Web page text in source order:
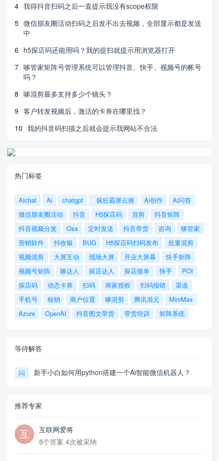
4 我得抖音扫码之后一直提示我没有scope权限
5 微信朋友圈活动扫码之后发不出去视频，全部显示都是发送
中
6 h5探店码还能用吗？我的提扫就提示用浏览器打开
7 哆管家矩阵号管理系统可以管理抖音、快手、视频号的帐号
吗？
8 哆混剪最多支持多少个镜头？
9 客户转发视频后，激活的卡券在哪里找？
10 我的抖音码扫描之后就会提示我网站不合法
热门标签
Aichat Ai chatgpt 疯狂霸屏云推 Ai创作
Ai问答
微信朋友圈活动
抖音 H5探店码 混剪
抖音矩阵
抖音视频分发
Oss 定时发送 抖音带货 咨询
哆管家
营销软件
抖收银 BUG H5探店码扫码发布
批量混剪
视频混剪
大屏互动 现场大屏 开业大屏幕
快手矩阵
视频号矩阵
哆达人 探店达人 探店接单 快手
POI
探店码
动态卡券 扫码 商家授权 扫码报错
渠道
手机号
核销 商户位置 哆混剪 腾讯混元
MiniMax
Azure
OpenAI 抖音图文带货 带货培训 矩阵系统
等待解答
问 新手小白如何用python搭建一个Ai智能微信机器人？
推荐专家
互联网爱将
8个答案 4次被采纳